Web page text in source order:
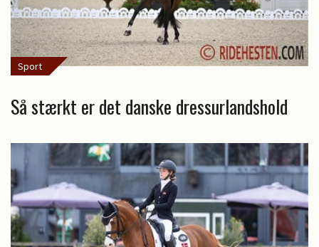
Sport
Så stærkt er det danske dressurlandshold